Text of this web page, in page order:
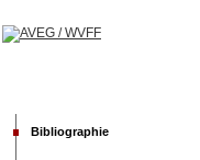
Bibliographie